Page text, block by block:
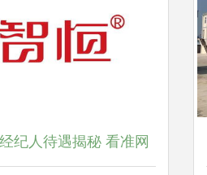
纪人待遇揭秘 看准网